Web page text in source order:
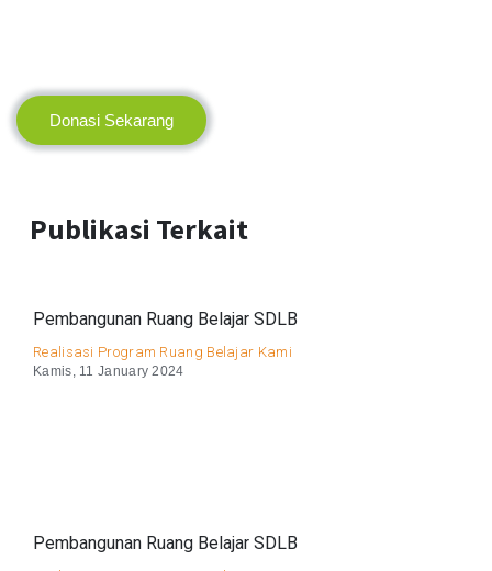
Donasi Sekarang
Publikasi Terkait
Pembangunan Ruang Belajar SDLB
Realisasi Program Ruang Belajar Kami
Kamis, 11 January 2024
Pembangunan Ruang Belajar SDLB